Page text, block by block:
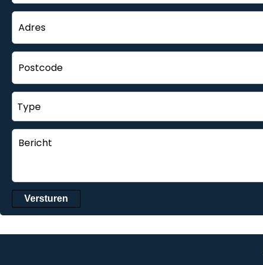
Type
Versturen